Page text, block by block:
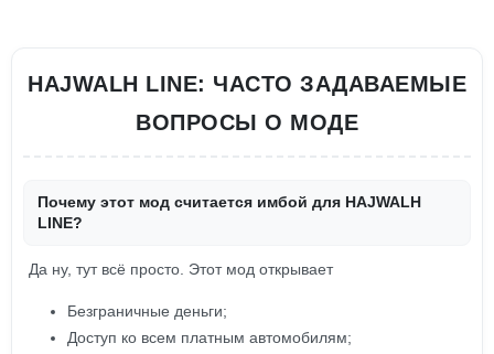
HAJWALH LINE: ЧАСТО ЗАДАВАЕМЫЕ
ВОПРОСЫ О МОДЕ
Почему этот мод считается имбой для HAJWALH
LINE?
Да ну, тут всё просто. Этот мод открывает
Безграничные деньги;
Доступ ко всем платным автомобилям;